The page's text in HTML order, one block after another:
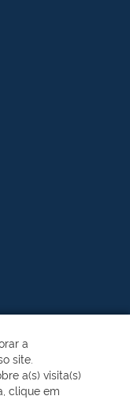
a
site.
a(s) visita(s)
clique em